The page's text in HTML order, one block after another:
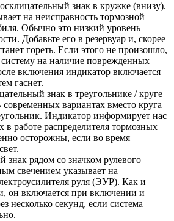
знак в кружке (внизу).
на неисправность тормозной
Обычно это низкий уровень
Добавьте его в резервуар и, скорее
гореть. Если этого не произошло,
систему на наличие поврежденных
включения индикатор включается
гаснет.
знак в треугольнике / круге
современных вариантах вместо круга
Индикатор информирует нас
в работе распределителя тормозных
осторожны, если во время
знак рядом со значком рулевого
свечением указывает на
руля (ЭУР). Как и
он включается при включении и
несколько секунд, если система